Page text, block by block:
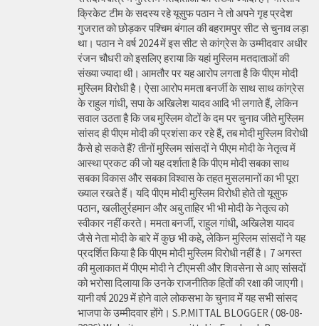
क्रिकेट टीम के सदस्य रहे यूसुफ पठान ने तो अपने गृह प्रदेश
गुजरात को छोड़कर पश्चिम बंगाल की बहरामपुर सीट से चुनाव लड़ा
था। पठान ने वर्ष 2024 में इस सीट से कांग्रेस के उम्मीदवार अधीर
रंजन चौधरी को इसलिए हराया कि यहां मुस्लिम मतदाताओं की
संख्या ज्यादा थी। आमतौर पर यह आरोप लगता है कि पीएम मोदी
मुस्लिम विरोधी है। ऐसा आरोप ममता बनर्जी के साथ साथ कांग्रेस
के राहुल गांधी, सपा के अखिलेश यादव आदि भी लगाते हैं, लेकिन
सवाल उठता है कि जब मुस्लिम वोटों के दम पर चुनाव जीते मुस्लिम
सांसद ही पीएम मोदी की प्रशंसा कर रहे हैं, तब मोदी मुस्लिम विरोधी
कैसे हो सकते हैं? तीनों मुस्लिम सांसदों ने पीएम मोदी के नेतृत्व में
आस्था प्रकट की जो यह दर्शाता है कि पीएम मोदी सबका साथ
सबका विकास और सबका विश्वास के तहत मुसलमानों का भी पूरा
ख्याल रखते हैं। यदि पीएम मोदी मुस्लिम विरोधी होते तो यूसुफ
पठान, खलीलुर्रहमान और अबु ताहिर भी भी मोदी के नेतृत्व को
स्वीकार नहीं करते। ममता बनर्जी, राहुल गांधी, अखिलेश यादव
जैसे नेता मोदी के बारे में कुछ भी कहे, लेकिन मुस्लिम सांसदों ने यह
प्रदर्शित किया है कि पीएम मोदी मुस्लिम विरोधी नहीं है। 7 अगस्त
की मुलाकात में पीएम मोदी ने टीएमसी और शिवसेना से आए सांसदों
को भरोसा दिलाया कि उनके राजनीतिक हितों की रक्षा की जाएगी।
यानी वर्ष 2029 में होने वाले लोकसभा के चुनाव में यह सभी सांसद
भाजपा के उम्मीदवार होंगे। S.P.MITTAL BLOGGER ( 08-08-